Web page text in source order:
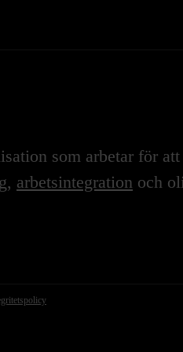
som arbetar för
, arbetsintegration och